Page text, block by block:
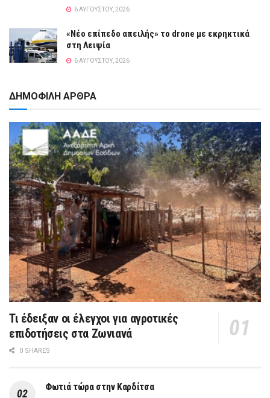
6 ΑΥΓΟΎΣΤΟΥ, 2026
«Νέο επίπεδο απειλής» το drone με εκρηκτικά
στη Λειψία
6 ΑΥΓΟΎΣΤΟΥ, 2026
ΔΗΜΟΦΙΛΗ ΑΡΘΡΑ
Τι έδειξαν οι έλεγχοι για αγροτικές
επιδοτήσεις στα Ζωνιανά
0 SHARES
Φωτιά τώρα στην Καρδίτσα